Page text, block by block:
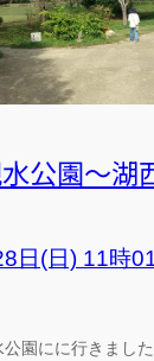
公園～湖
日(日) 11時
園にに行きまし